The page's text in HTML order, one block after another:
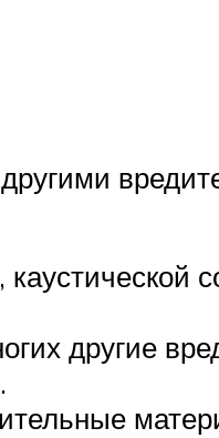
другие